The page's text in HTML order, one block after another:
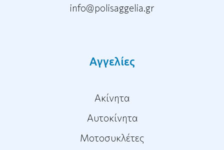
info@polisaggelia.gr
Αγγελίες
Ακίνητα
Αυτοκίνητα
Μοτοσυκλέτες